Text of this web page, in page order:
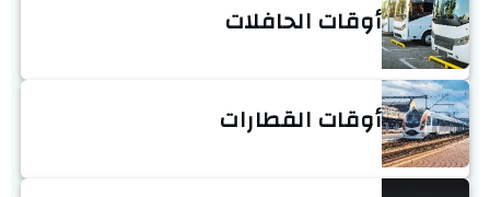
أوقات الحافلات
أوقات القطارات